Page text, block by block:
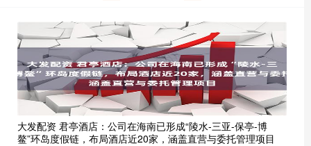
大发配资 君亭酒店：公司在海南已形成“陵水-三亚-保亭-博
鳌”环岛度假链，布局酒店近20家，涵盖直营与委托管理项目